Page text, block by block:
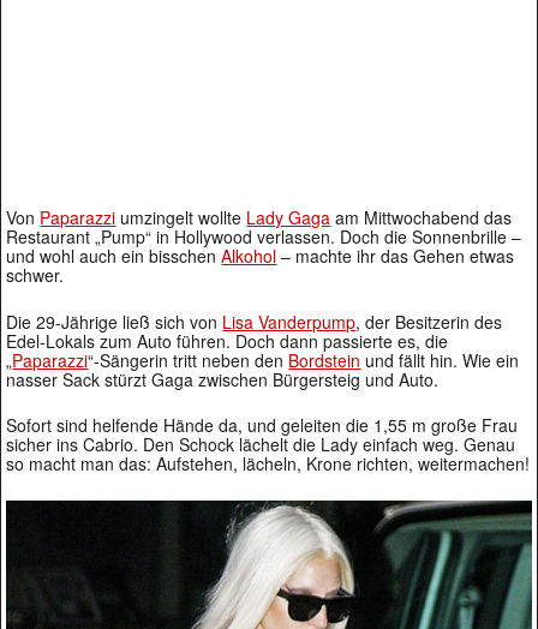
Von Paparazzi umzingelt wollte Lady Gaga am Mittwochabend das
Restaurant „Pump“ in Hollywood verlassen. Doch die Sonnenbrille –
und wohl auch ein bisschenAlkohol – machte ihr das Gehen etwas
schwer.
Die 29-Jährige ließ sich von Lisa Vanderpump, der Besitzerin des
Edel-Lokals zum Auto führen. Doch dann passierte es, die
„Paparazzi“-Sängerin tritt neben den Bordstein und fällt hin. Wie ein
nasser Sack stürzt Gaga zwischen Bürgersteig und Auto.
Sofort sind helfende Hände da, und geleiten die 1,55 m große Frau
sicher ins Cabrio. Den Schock lächelt die Lady einfach weg. Genau
so macht man das: Aufstehen, lächeln, Krone richten, weitermachen!